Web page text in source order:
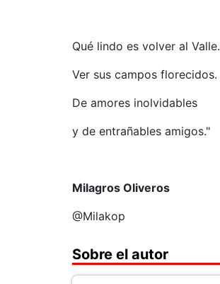
Qué lindo es volver al Valle.
Ver sus campos florecidos.
De amores inolvidables
y de entrañables amigos."
Milagros Oliveros
@Milakop
Sobre el autor